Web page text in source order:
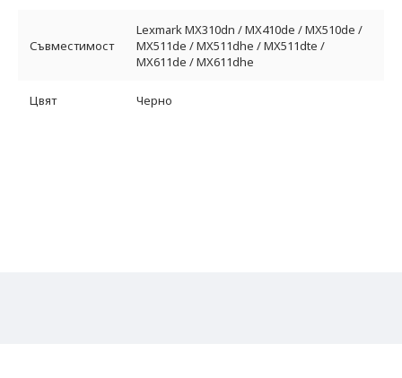
Съвместимост
Lexmark MX310dn / MX410de / MX510de /
MX511de / MX511dhe / MX511dte /
MX611de / MX611dhe
Цвят Черно